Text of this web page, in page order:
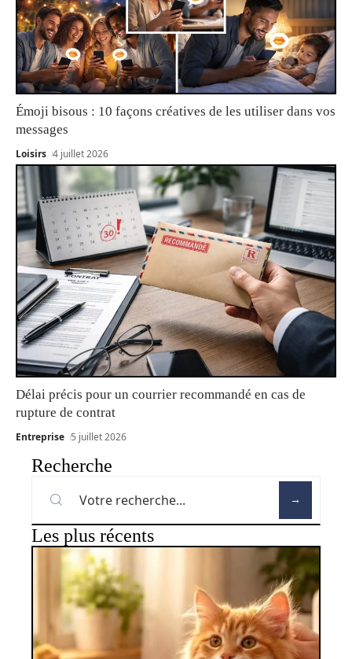
Émoji bisous : 10 façons créatives de les utiliser dans vos
messages
Loisirs 4 juillet 2026
Délai précis pour un courrier recommandé en cas de
rupture de contrat
Entreprise 5 juillet 2026
Recherche
Les plus récents